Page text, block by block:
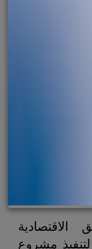
الاقتصادية
مشروع